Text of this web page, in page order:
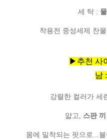
세 탁 :
착용전 중성세제 찬
▶추천 사
남
강렬한 컬러가 세
얇고, 스판
몸에 밀착되는 핏으로...